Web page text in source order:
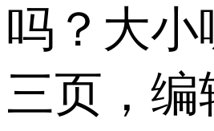
吗？大小
三页，编